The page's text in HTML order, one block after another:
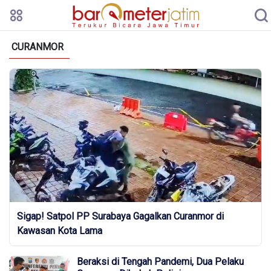
CURANMOR
Sigap! Satpol PP Surabaya Gagalkan Curanmor di
Kawasan Kota Lama
Beraksi di Tengah Pandemi, Dua Pelaku